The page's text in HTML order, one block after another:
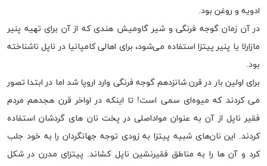
ادویه و روغن بود.
در آن زمان گوجه فرنگی و شیر گاومیش هندی که از آن برای تهیه پنیر
مازارلا یا پنیر پیتزا استفاده می‌شود، برای اهالی کامپانیا در ناپل ناشناخته
بود.
برای اولین بار در قرن شانزدهم گوجه فرنگی وارد اروپا شد اما در ابتدا تصور
می کردند که میوه‌ای سمی است! تا اینکه در اواخر قرن هجدهم مردم
فقیر ناپل از آن به عنوان مواداصلی در پخت نان های گردشان استفاده
کردند. این نان‌های شبیه پیتزا به زودی توجه جهانگردان را به خود جلب
کرد و آن ها را به مناطق فقیرنشین ناپل کشاند. پیتزای مدرن در شکل